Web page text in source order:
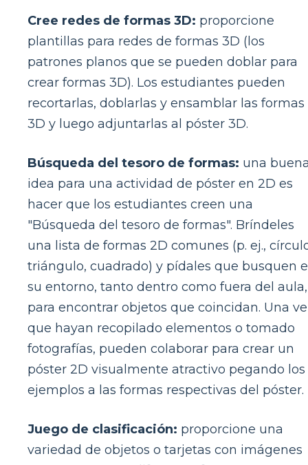
Cree redes de formas 3D: proporcione
plantillas para redes de formas 3D (los
patrones planos que se pueden doblar para
crear formas 3D). Los estudiantes pueden
recortarlas, doblarlas y ensamblar las formas
3D y luego adjuntarlas al póster 3D.
Búsqueda del tesoro de formas: una
idea para una actividad de póster en 2D es
hacer que los estudiantes creen una
"Búsqueda del tesoro de formas". Bríndeles
una lista de formas 2D comunes (p. ej.,
triángulo, cuadrado) y pídales que busquen
su entorno, tanto dentro como fuera del aula,
para encontrar objetos que coincidan. Una
que hayan recopilado elementos o tomado
fotografías, pueden colaborar para crear un
póster 2D visualmente atractivo pegando los
ejemplos a las formas respectivas del póster.
Juego de clasificación: proporcione una
variedad de objetos o tarjetas con imágenes